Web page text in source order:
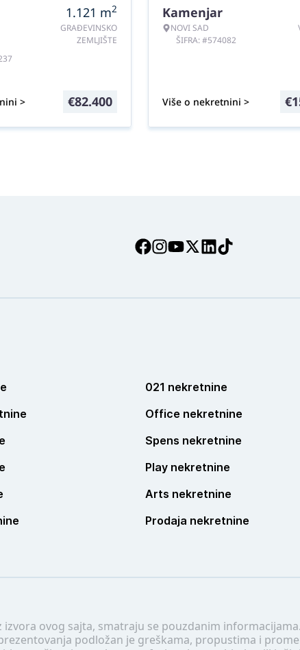
1.121 m2
GRAĐEVINSKO
ZEMLJIŠTE
> €82.400
Kamenjar
NOVI SAD
ŠIFRA: #574082
Više o nekretnini > €
ovog sajta, smatraju se pouzdanim
podložan je greškama, propustima i
021 nekretnine
Office nekretnine
Spens nekretnine
Play nekretnine
Arts nekretnine
Prodaja nekretnine